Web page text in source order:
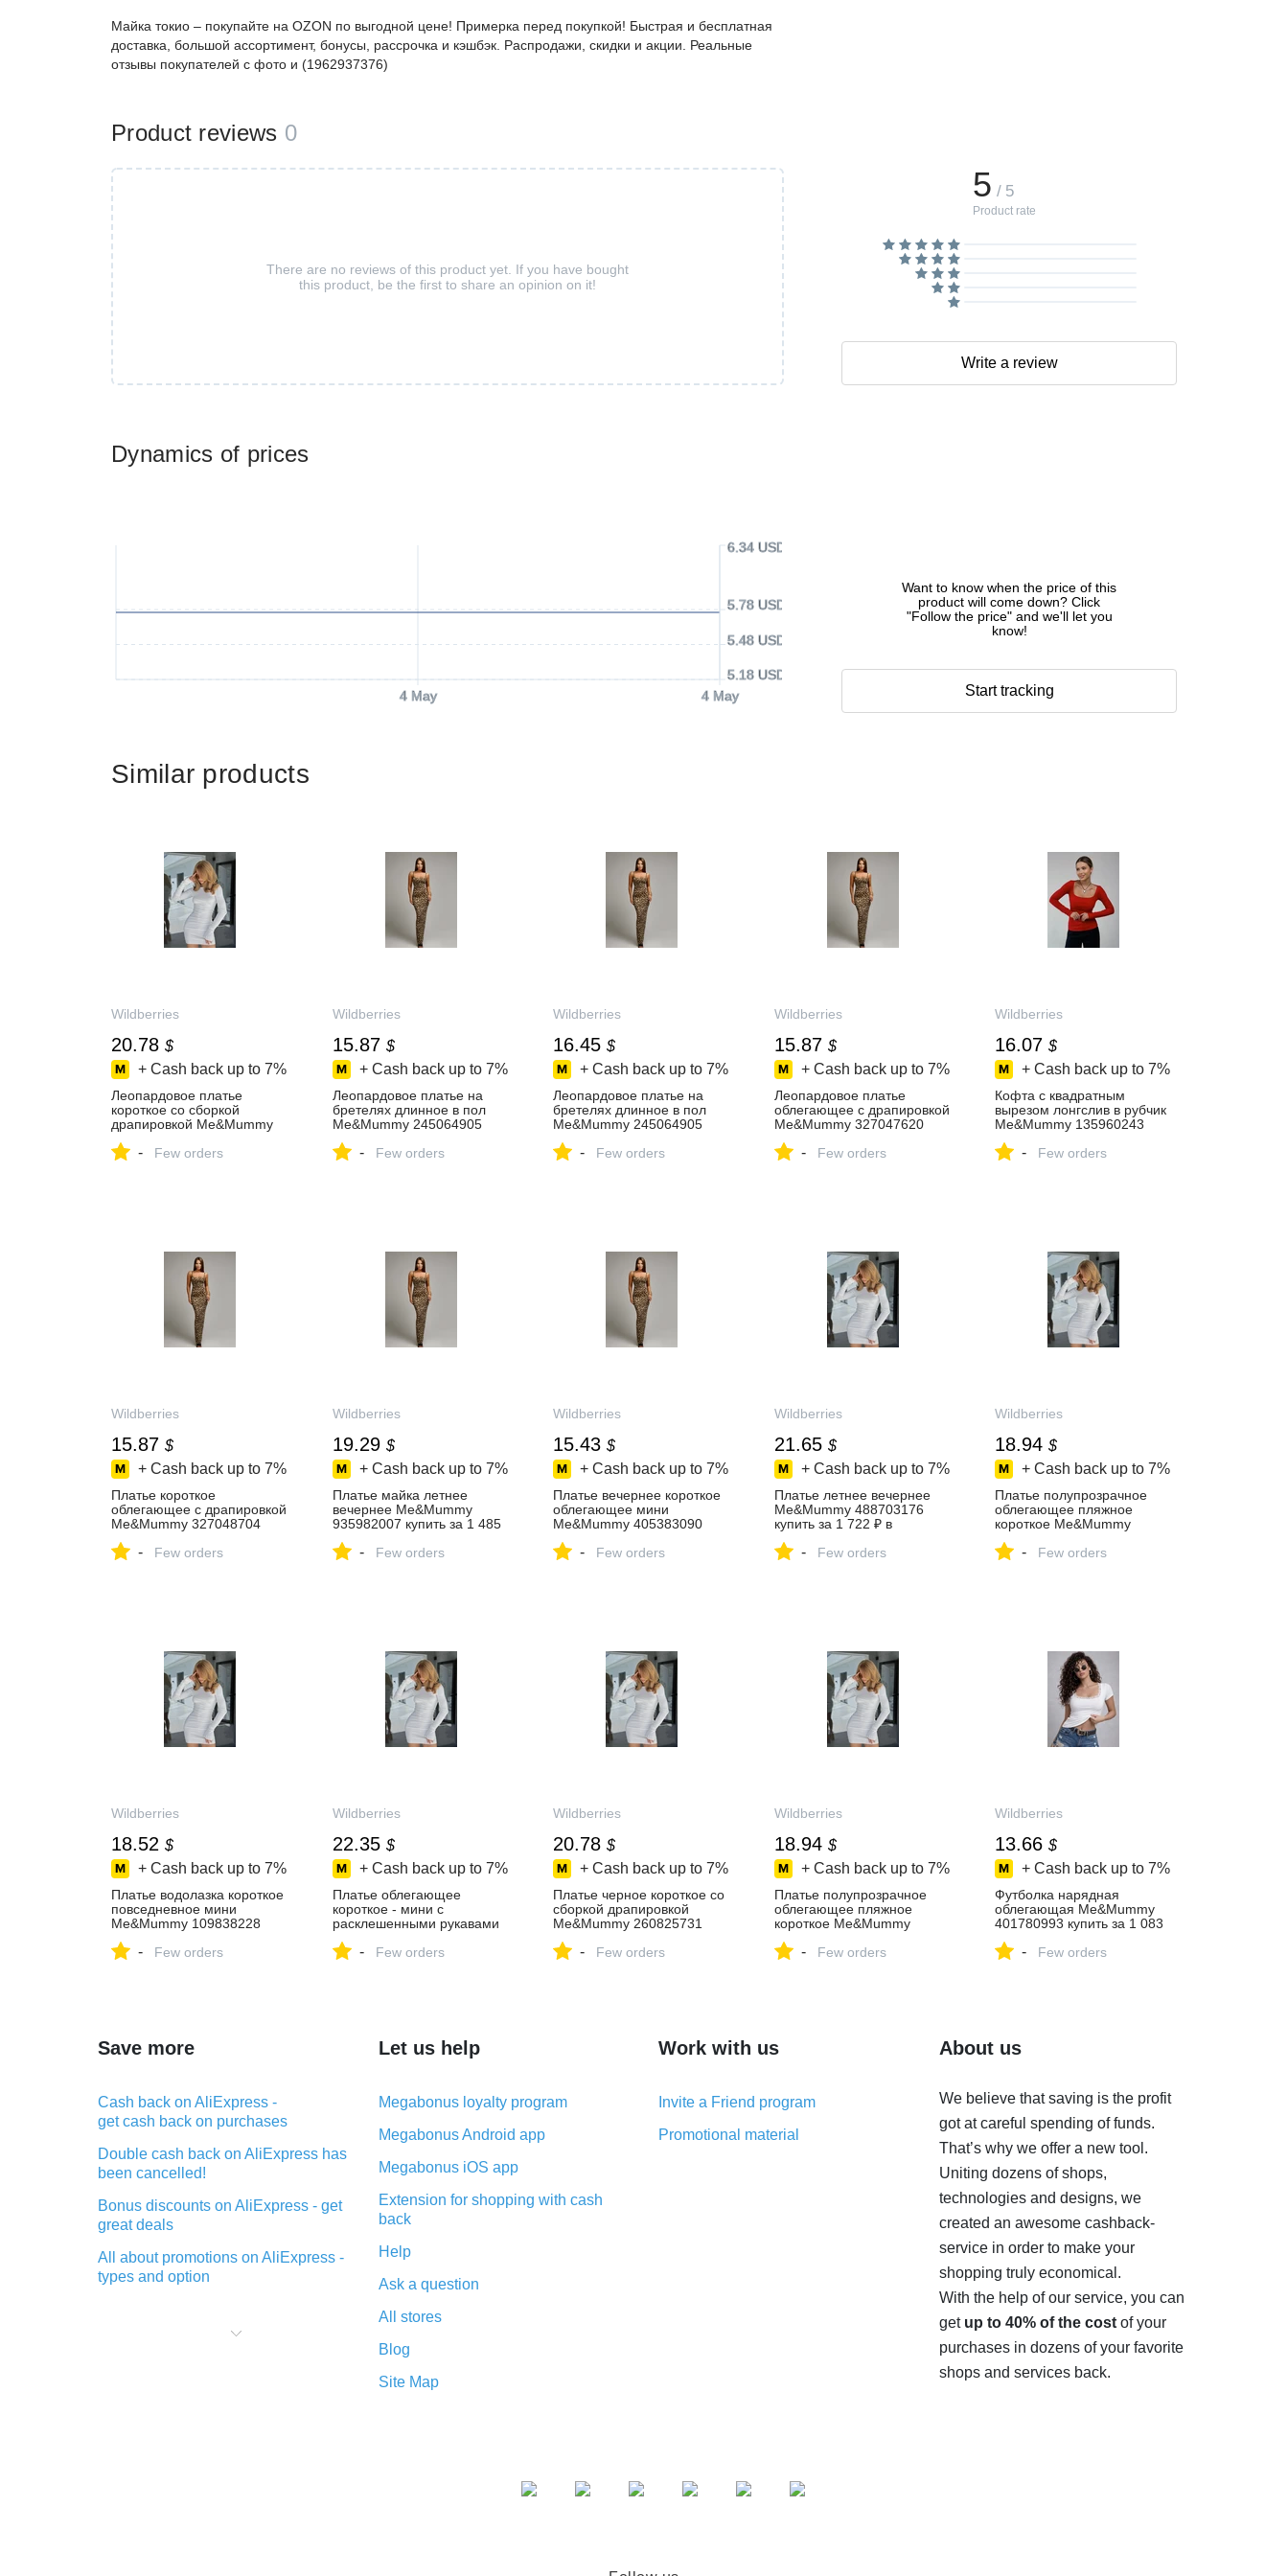
Dynamics of prices
4 May 4 May
5.18 USD
5.48 USD
5.78 USD
6.34 USD
Want to know when the price of this
product will come down? Click
"Follow the price" and we'll let you
know!
Start tracking
Майка токио – покупайте на OZON по выгодной цене! Примерка перед покупкой! Быстрая и бесплатная
доставка, большой ассортимент, бонусы, рассрочка и кэшбэк. Распродажи, скидки и акции. Реальные
отзывы покупателей с фото и (1962937376)
Product reviews 0
There are no reviews of this product yet. If you have bought
this product, be the first to share an opinion on it!
5 / 5
Product rate
Write a review
Similar products
Wildberries
20.78 $
+ Cash back up to 7%
Леопардовое платье
короткое со сборкой
драпировкой Me&Mummy
₽ в интернет‑магазине
- Few orders
Wildberries
15.87 $
+ Cash back up to 7%
Леопардовое платье на
бретелях длинное в пол
Me&Mummy 245064905
интернет‑магазине
- Few orders
Wildberries
16.45 $
+ Cash back up to 7%
Леопардовое платье на
бретелях длинное в пол
Me&Mummy 245064905
интернет‑магазине
- Few orders
Wildberries
15.87 $
+ Cash back up to 7%
Леопардовое платье
облегающее с драпировкой
Me&Mummy 327047620
интернет‑магазине
- Few orders
Wildberries
16.07 $
+ Cash back up to 7%
Кофта с квадратным
вырезом лонгслив в рубчик
Me&Mummy 135960243
интернет‑магазине
- Few orders
Wildberries
15.87 $
+ Cash back up to 7%
Платье короткое
облегающее с драпировкой
Me&Mummy 327048704
интернет‑магазине
- Few orders
Wildberries
19.29 $
+ Cash back up to 7%
Платье майка летнее
вечернее Me&Mummy
935982007 купить за 1 485
Wildberries
- Few orders
Wildberries
15.43 $
+ Cash back up to 7%
Платье вечернее короткое
облегающее мини
Me&Mummy 405383090
интернет‑магазине
- Few orders
Wildberries
21.65 $
+ Cash back up to 7%
Платье летнее вечернее
Me&Mummy 488703176
купить за 1 722 ₽ в
Wildberries
- Few orders
Wildberries
18.94 $
+ Cash back up to 7%
Платье полупрозрачное
облегающее пляжное
короткое Me&Mummy
₽ в интернет‑магазине
- Few orders
Wildberries
18.52 $
+ Cash back up to 7%
Платье водолазка короткое
повседневное мини
Me&Mummy 109838228
интернет‑магазине
- Few orders
Wildberries
22.35 $
+ Cash back up to 7%
Платье облегающее
короткое - мини с
расклешенными рукавами
купить за 1 778 ₽ в
- Few orders
Wildberries
20.78 $
+ Cash back up to 7%
Платье черное короткое со
сборкой драпировкой
Me&Mummy 260825731
интернет‑магазине
- Few orders
Wildberries
18.94 $
+ Cash back up to 7%
Платье полупрозрачное
облегающее пляжное
короткое Me&Mummy
₽ в интернет‑магазине
- Few orders
Wildberries
13.66 $
+ Cash back up to 7%
Футболка нарядная
облегающая Me&Mummy
401780993 купить за 1 083
Wildberries
- Few orders
Save more
Cash back on AliExpress -
get cash back on purchases
Double cash back on AliExpress has
been cancelled!
Bonus discounts on AliExpress - get
great deals
All about promotions on AliExpress -
types and option
purchases on AliExpress - short and
Let us help
Megabonus loyalty program
Megabonus Android app
Megabonus iOS app
Extension for shopping with cash
back
Help
Ask a question
All stores
Blog
Site Map
Work with us
Invite a Friend program
Promotional material
About us
We believe that saving is the profit
got at careful spending of funds.
That’s why we offer a new tool.
Uniting dozens of shops,
technologies and designs, we
created an awesome cashback-
service in order to make your
shopping truly economical.
With the help of our service, you can
get up to 40% of the costof your
purchases in dozens of your favorite
shops and services back.